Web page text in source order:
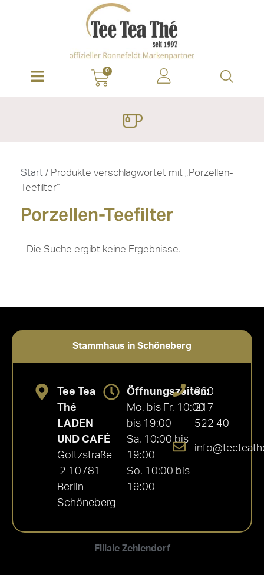
0
Start / Produkte verschlagwortet mit „Porzellen-
Teefilter“
Porzellen-Teefilter
Die Suche ergibt keine Ergebnisse.
Stammhaus in Schöneberg
Filiale Zehlendorf
Tee Tea
Thé
LADEN
UND CAFÉ
Goltzstraße
2 10781
Berlin
Schöneberg
Öffnungszeiten:
Mo. bis Fr. 10:00
bis 19:00
Sa. 10:00 bis
19:00
So. 10:00 bis
19:00
030
217
522 40